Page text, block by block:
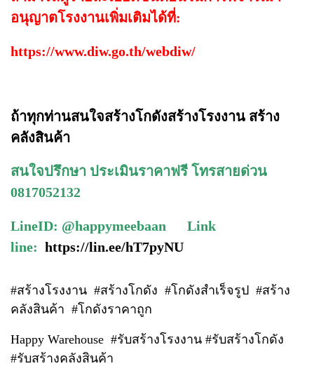
อนุญาตโรงงานเพิ่มเติมได้ที่:
https://www.diw.go.th/webdiw/
ถ้าทุกท่านสนใจสร้างโกดังสร้างโรงงาน สร้าง
คลังสินค้า
สนใจปรึกษา ประเมินราคาฟรี โทรสายด่วน
0817052132
LineID: @happymeebaan Link
line: https://lin.ee/hT7pyNU
#สร้างโรงงาน #สร้างโกดัง #โกดังสำเร็จรูป #สร้าง
คลังสินค้า #โกดังราคาถูก
Happy Warehouse #รับสร้างโรงงาน #รับสร้างโกดัง
#รับสร้างคลังสินค้า